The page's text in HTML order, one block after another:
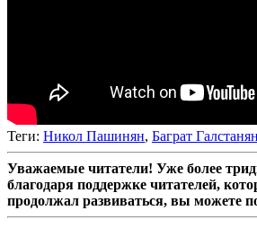
Теги: Никол Пашинян, Баграт Галстанян
Уважаемые читатели! Уже более
благодаря поддержке читателей,
продолжал развиваться, вы можете